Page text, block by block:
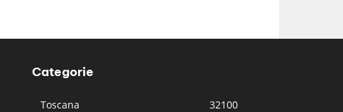
Categorie
Toscana
32100